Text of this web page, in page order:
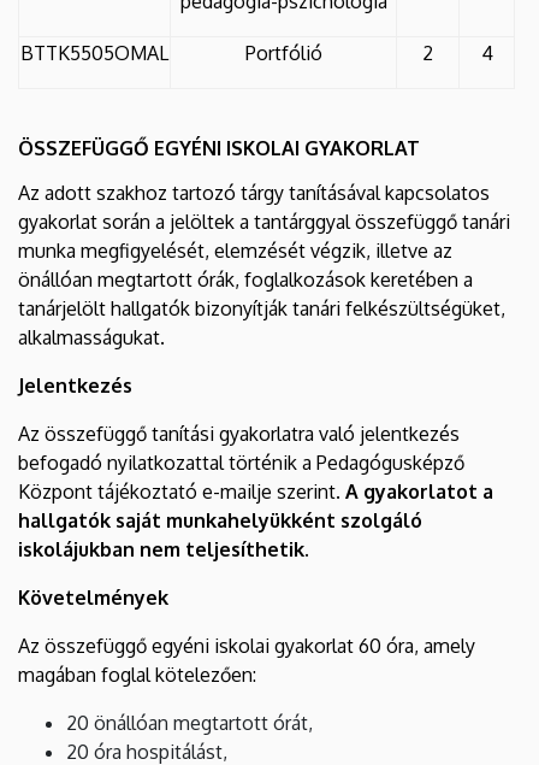
BTTK5505OMAL Portfólió 2 4
ÖSSZEFÜGGŐ EGYÉNI ISKOLAI GYAKORLAT
Az adott szakhoz tartozó tárgy tanításával kapcsolatos
gyakorlat során a jelöltek a tantárggyal összefüggő tanári
munka megfigyelését, elemzését végzik, illetve az
önállóan megtartott órák, foglalkozások keretében a
tanárjelölt hallgatók bizonyítják tanári felkészültségüket,
alkalmasságukat.
Jelentkezés
Az összefüggő tanítási gyakorlatra való jelentkezés
befogadó nyilatkozattal történik a Pedagógusképző
Központ tájékoztató e-mailje szerint. A gyakorlatot a
hallgatók saját munkahelyükként szolgáló
iskolájukban nem teljesíthetik.
Követelmények
Az összefüggő egyéni iskolai gyakorlat 60 óra, amely
magában foglal kötelezően:
20 önállóan megtartott órát,
20 óra hospitálást,